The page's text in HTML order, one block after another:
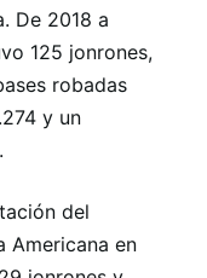
De 2018 a
125 jonrones,
robadas
y un
del
Americana en